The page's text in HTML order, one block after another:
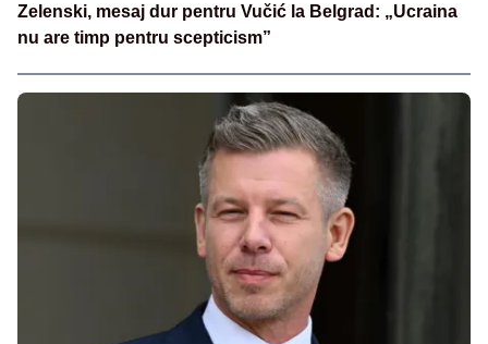
Zelenski, mesaj dur pentru Vučić la Belgrad: „Ucraina
nu are timp pentru scepticism”